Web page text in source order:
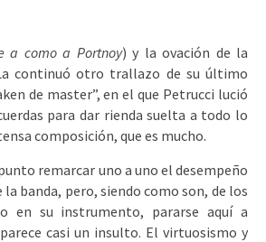
a como a Portnoy) y la ovación de la
continuó otro trallazo de su último
de master”, en el que Petrucci lució
para dar rienda suelta a todo lo
composición, que es mucho.
remarcar uno a uno el desempeño
la banda, pero, siendo como son, de los
en su instrumento, pararse aquí a
casi un insulto. El virtuosismo y